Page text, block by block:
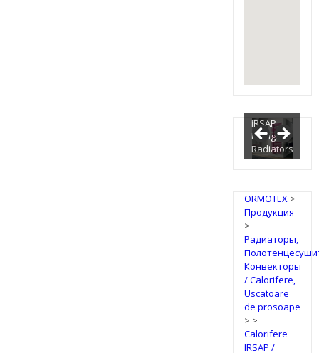
IRSAP
Design
Radiators
ORMOTEX>
Продукция
>
Радиаторы,
Конвекторы
/ Calorifere,
Uscatoare
de prosoape
> >
Calorifere
IRSAP /